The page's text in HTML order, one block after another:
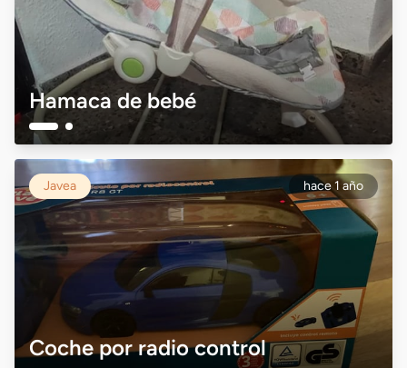
Hamaca de bebé
Javea hace 1 año
Coche por radio control